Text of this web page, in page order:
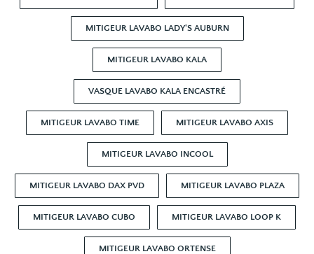
MITIGEUR LAVABO LADY'S AUBURN
MITIGEUR LAVABO KALA
VASQUE LAVABO KALA ENCASTRÉ
MITIGEUR LAVABO TIME MITIGEUR LAVABO AXIS
MITIGEUR LAVABO INCOOL
MITIGEUR LAVABO DAX PVD MITIGEUR LAVABO PLAZA
MITIGEUR LAVABO CUBO MITIGEUR LAVABO LOOP K
MITIGEUR LAVABO ORTENSE